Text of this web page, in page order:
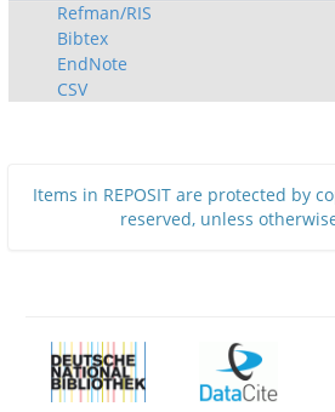
Refman/RIS
Bibtex
EndNote
CSV
Items in REPOSIT are protected by
reserved, unless